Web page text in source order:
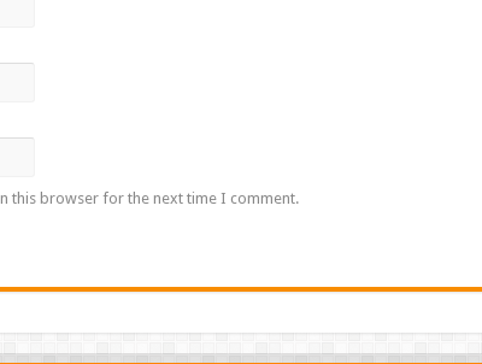
this browser for the next time I comment.